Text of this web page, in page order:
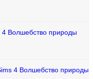
Волшебство природы
4 Волшебство природы